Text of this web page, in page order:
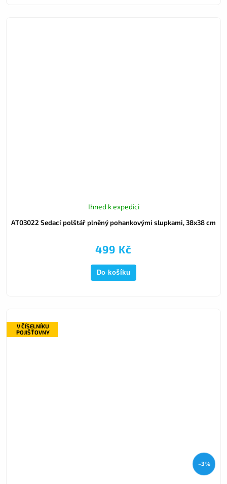
AT03022 Sedací polštář plněný pohankovými slupkami, 38x38 cm
Ihned k expedici
499 Kč
Do košíku
V ČÍSELNÍKU
POJIŠŤOVNY
–3 %